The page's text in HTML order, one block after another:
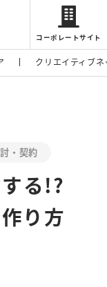
コーポレートサイト
クリエイティブ
・契約
る!?
り方